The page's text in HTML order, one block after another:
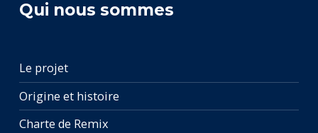
Qui nous sommes
Le projet
Origine et histoire
Charte de Remix